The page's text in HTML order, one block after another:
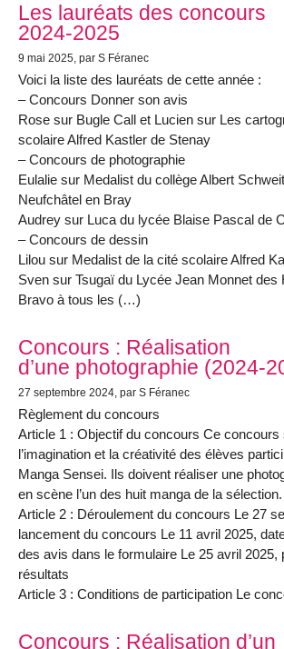
Les lauréats des concours
2024-2025
9 mai 2025 , par S Féranec
Voici la liste des lauréats de cette année :
– Concours Donner son avis
Rose sur Bugle Call et Lucien sur Les
scolaire Alfred Kastler de Stenay
– Concours de photographie
Eulalie sur Medalist du collège Albert
Neufchâtel en Bray
Audrey sur Luca du lycée Blaise Pascal de
– Concours de dessin
Lilou sur Medalist de la cité scolaire Alfred
Sven sur Tsugaï du Lycée Jean Monnet des
Bravo à tous les (…)
Concours : Réalisation
d’une photographie (2024-
27 septembre 2024 , par S Féranec
Règlement du concours
Article 1 : Objectif du concours Ce concours
l’imagination et la créativité des élèves
Manga Sensei. Ils doivent réaliser une
en scène l’un des huit manga de la sélection.
Article 2 : Déroulement du concours Le 27
lancement du concours Le 11 avril 2025,
des avis dans le formulaire Le 25 avril 2025,
résultats
Article 3 : Conditions de participation Le
Concours : Réalisation d’un